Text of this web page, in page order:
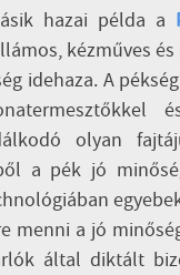
hazai példa a
kézműves
idehaza. A
olyan
a pék jó
a jó
által diktált